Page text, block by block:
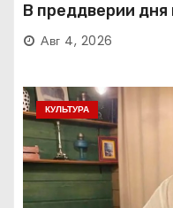
В преддверии дня
Авг 4, 2026
КУЛЬТУРА